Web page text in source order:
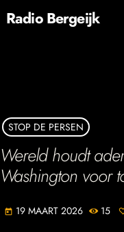
Radio Bergeijk
STOP DE PERSEN
Wereld houdt
Washington voor
today 19 MAART 2026 15